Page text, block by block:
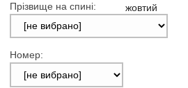
Прізвище на спині:
Номер: